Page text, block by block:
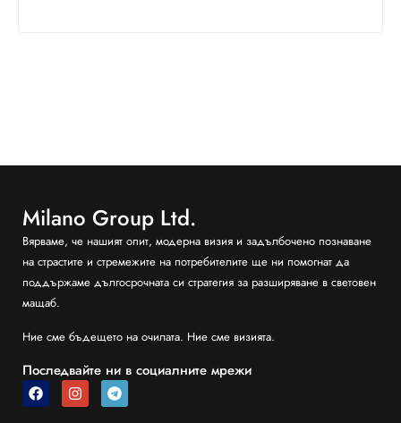
Milano Group Ltd.
Вярваме, че нашият опит, модерна визия и задълбочено познаване
на страстите и стремежите на потребителите ще ни помогнат да
поддържаме дългосрочната си стратегия за разширяване в световен
мащаб.
Ние сме бъдещето на очилата. Ние сме визията.
Последвайте ни в социалните мрежи